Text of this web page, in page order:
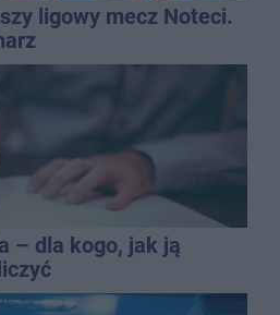
ligowy mecz Noteci.
– dla kogo, jak ją